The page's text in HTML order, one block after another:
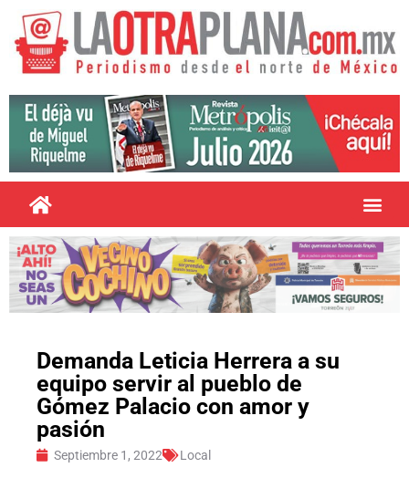
Demanda Leticia Herrera a su
equipo servir al pueblo de
Gómez Palacio con amor y
pasión
Septiembre 1, 2022 Local